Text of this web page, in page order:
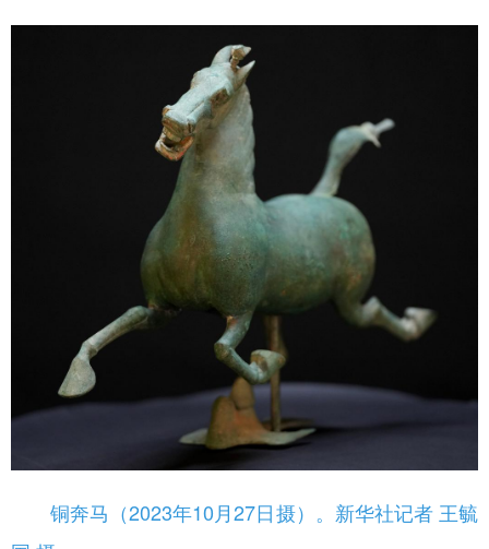
铜奔马（2023年10月27日摄）。新华社记者 王毓